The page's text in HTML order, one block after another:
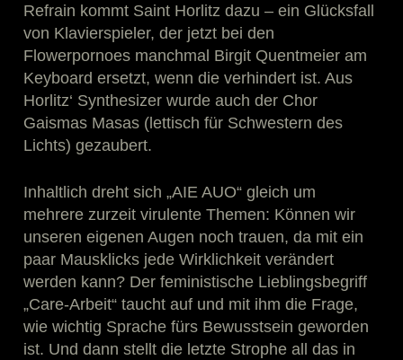
Refrain kommt Saint Horlitz dazu – ein Glücksfall
von Klavierspieler, der jetzt bei den
Flowerpornoes manchmal Birgit Quentmeier am
Keyboard ersetzt, wenn die verhindert ist. Aus
Horlitz‘ Synthesizer wurde auch der Chor
Gaismas Masas (lettisch für Schwestern des
Lichts) gezaubert.
Inhaltlich dreht sich „AIE AUO“ gleich um
mehrere zurzeit virulente Themen: Können wir
unseren eigenen Augen noch trauen, da mit ein
paar Mausklicks jede Wirklichkeit verändert
werden kann? Der feministische Lieblingsbegriff
„Care-Arbeit“ taucht auf und mit ihm die Frage,
wie wichtig Sprache fürs Bewusstsein geworden
ist. Und dann stellt die letzte Strophe all das in